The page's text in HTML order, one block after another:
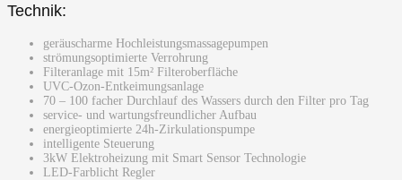
Technik:
geräuscharme Hochleistungsmassagepumpen
strömungsoptimierte Verrohrung
Filteranlage mit 15m² Filteroberfläche
UVC-Ozon-Entkeimungsanlage
70 – 100 facher Durchlauf des Wassers durch den Filter pro Tag
service- und wartungsfreundlicher Aufbau
energieoptimierte 24h-Zirkulationspumpe
intelligente Steuerung
3kW Elektroheizung mit Smart Sensor Technologie
LED-Farblicht Regler